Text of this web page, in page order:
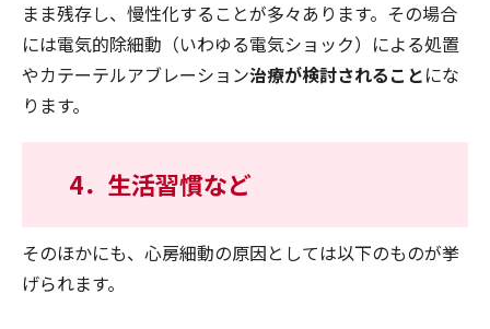
まま残存し、慢性化することが多々あります。その場合
には電気的除細動（いわゆる電気ショック）による処置
やカテーテルアブレーション治療が検討されることにな
ります。
4．生活習慣など
そのほかにも、心房細動の原因としては以下のものが挙
げられます。